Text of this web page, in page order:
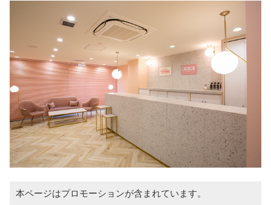
本ページはプロモーションが含まれています。